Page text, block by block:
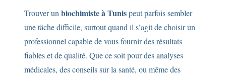
Trouver un biochimiste à Tunispeut parfois sembler
une tâche difficile, surtout quand il s’agit de choisir un
professionnel capable de vous fournir des résultats
fiables et de qualité. Que ce soit pour des analyses
médicales, des conseils sur la santé, ou même des